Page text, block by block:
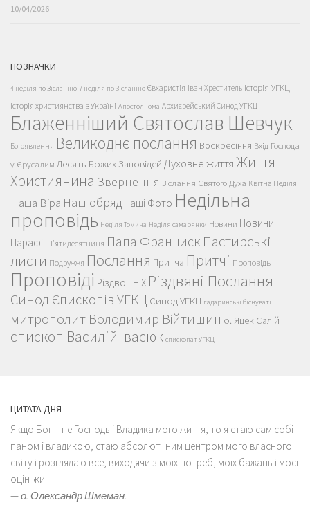
10/04/2026
ПОЗНАЧКИ
4 неділя по Зісланню 7 неділя по Зісланню Євхаристія Іван Хреститель Історія УГКЦ
Історія християнства в Україні Апостол Тома Архиєрейський Синод УГКЦ
Блаженніший Святослав Шевчук
Богоявлення Великоднє послання Воскресіння Вхід Господа
у Єрусалим Десять Божих Заповідей Духовне життяЖиття
Християнина Звернення Зіслання Святого Духа Квітна Неділя
Наша Віра Наш обряд Наші Фото Недільна
проповідь Неділя Томина Неділя самарянки Новини Новини
Парафії П'ятидесятниця Папа Франциск Пастирські
листи Подружжя Послання Притча Притчі Проповідь
Проповіді Різдво ГНІХ Різдвяні Послання
Синод Єпископів УГКЦ Синод УГКЦ гадаринські біснуваті
митрополит Володимир Війтишин о. Яцек Салій
єпископ Василій Івасюк єпископат УГКЦ
ЦИТАТА ДНЯ
Якщо Бог – не Господь і Владика мого життя, то я стаю сам собі
паном і владикою, стаю абсолют¬ним центром мого власного
світу і розглядаю все, виходячи з моїх потреб, моїх бажань і моєї
оцін¬ки
—о. Олександр Шмеман.